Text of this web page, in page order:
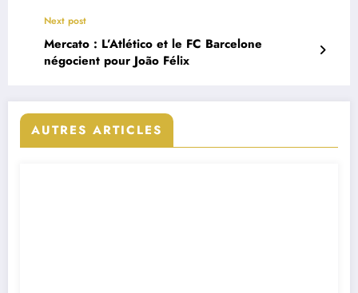
Next post
Mercato : L’Atlético et le FC Barcelone
négocient pour João Félix
AUTRES ARTICLES